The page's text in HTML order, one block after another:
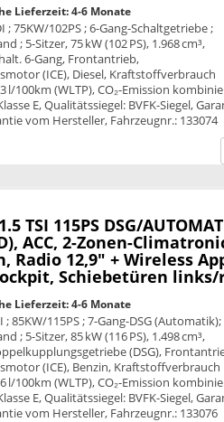
Lieferzeit: 4-6 Monate
; 75KW/102PS ; 6-Gang-Schaltgetriebe ;
; 5-Sitzer, 75 kW (102 PS), 1.968 cm³,
6-Gang, Frontantrieb,
(ICE), Diesel, Kraftstoffverbrauch
l/100km (WLTP), CO₂-Emission
E, Qualitätssiegel: BVFK-Siegel,
vom Hersteller, Fahrzeugnr.: 133074
TSI 115PS DSG/
ACC, 2-Zonen-
12,9" + Wireless
Schiebetüren
Lieferzeit: 4-6 Monate
; 85KW/115PS ; 7-Gang-DSG (Automatik);
; 5-Sitzer, 85 kW (116 PS), 1.498 cm³,
(DSG),
(ICE), Benzin, Kraftstoffverbrauch
l/100km (WLTP), CO₂-Emission
E, Qualitätssiegel: BVFK-Siegel,
vom Hersteller, Fahrzeugnr.: 133076